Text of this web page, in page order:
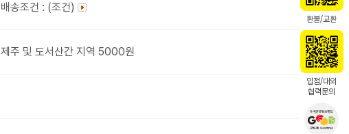
환불/교환
입점/대외
협력문의
배송조건 : (조건)
제주 및 도서산간 지역 5000원